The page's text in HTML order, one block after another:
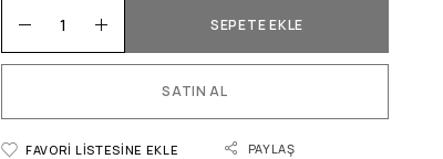
SEPETE EKLE
SATIN AL
FAVORI LISTESINE EKLE PAYLAŞ